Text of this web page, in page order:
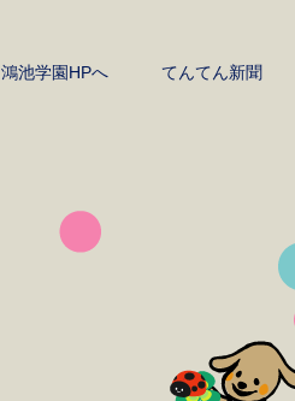
鴻池学園HPへ てんてん新聞